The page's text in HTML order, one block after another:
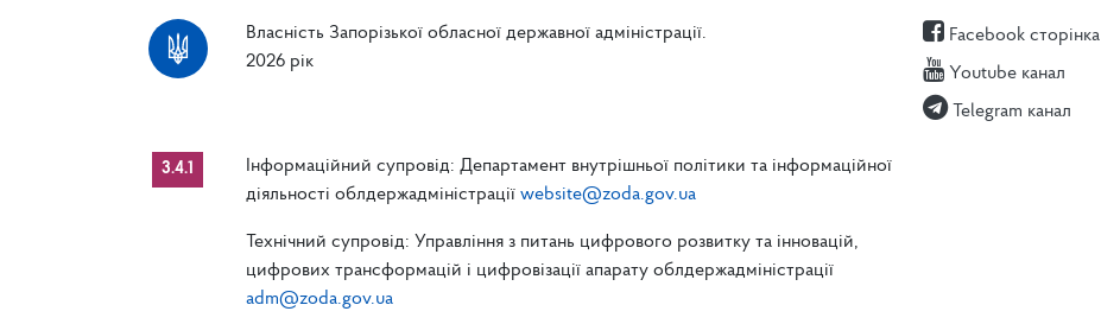
Власність Запорізької обласної державної адміністрації.
2026 рік
Facebook сторінка
Youtube канал
Telegram канал
3.4.1
Інформаційний супровід: Департамент внутрішньої політики та інформаційної
діяльності облдержадміністрації website@zoda.gov.ua
Технічний супровід: Управління з питань цифрового розвитку та інновацій,
цифрових трансформацій і цифровізації апарату облдержадміністрації
adm@zoda.gov.ua